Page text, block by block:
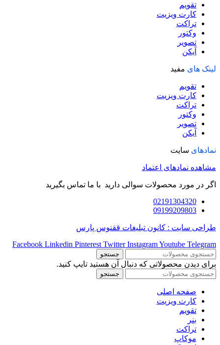
تقویم
کارت ویزیت
تراکت
وکتور
تصویر
آیکن
لینک های مفید
تقویم
کارت ویزیت
تراکت
وکتور
تصویر
آیکن
نمادهای سایت
مشاهده نمادهای اعتماد
اگر در مورد محصولات سوالی دارید با ما تماس بگیرید
02191304320
09199209803
طراحی سایت : کانون تبلیغات ققنوس پارس
Facebook Linkedin Pinterest Twitter InstagramYoutube Telegram
جستجو
برای دیدن محصولاتی که دنبال آن هستید تایپ کنید.
جستجو
صفحه اصلی
کارت ویزیت
تقویم
بنر
تراکت
موکاپ